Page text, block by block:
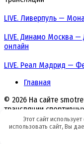
LIVE. Ливерпуль —
LIVE. Динамо Москва
онлайн
LIVE. Реал Мадрид —
Главная
© 2026 На сайте
трансляции
размещаются ссылки
проводятся
Этот сайт
использовать сайт, Вы